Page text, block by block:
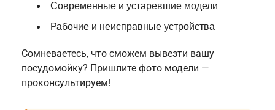
Современные и устаревшие модели
Рабочие и неисправные устройства
Сомневаетесь, что сможем вывезти вашу
посудомойку? Пришлите фото модели —
проконсультируем!